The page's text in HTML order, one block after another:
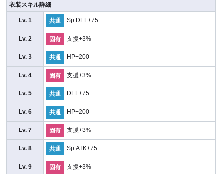
衣装スキル詳細
Lv. 1 共通 Sp.DEF+75
Lv. 2 固有 支援+3%
Lv. 3 共通 HP+200
Lv. 4 固有 支援+3%
Lv. 5 共通 DEF+75
Lv. 6 共通 HP+200
Lv. 7 固有 支援+3%
Lv. 8 共通 Sp.ATK+75
Lv. 9 固有 支援+3%